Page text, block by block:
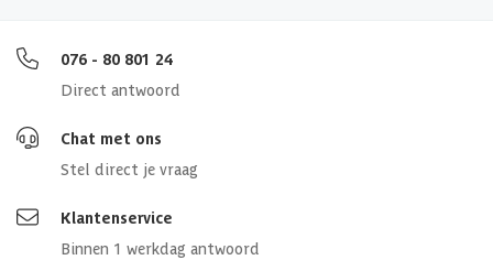
076 - 80 801 24
Direct antwoord
Chat met ons
Stel direct je vraag
Klantenservice
Binnen 1 werkdag antwoord